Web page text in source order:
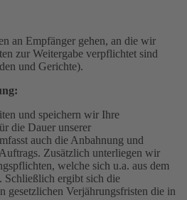
an Empfänger gehen, an die wir
zur Weitergabe verpflichtet sind
und Gerichte).
und speichern wir Ihre
die Dauer unserer
auch die Anbahnung und
Zusätzlich unterliegen wir
welche sich u.a. aus dem
Schließlich ergibt sich die
gesetzlichen Verjährungsfristen die in